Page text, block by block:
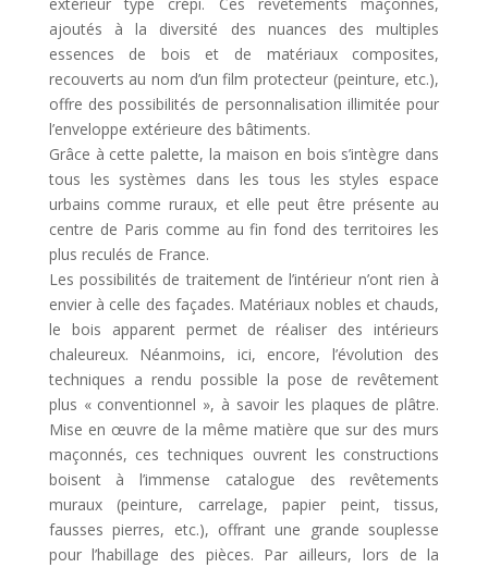
ajoutés à la diversité des nuances des multiples
essences de bois et de matériaux composites,
recouverts au nom d’un film protecteur (peinture, etc.),
offre des possibilités de personnalisation illimitée pour
l’enveloppe extérieure des bâtiments.
Grâce à cette palette, la maison en bois s’intègre dans
tous les systèmes dans les tous les styles espace
urbains comme ruraux, et elle peut être présente au
centre de Paris comme au fin fond des territoires les
plus reculés de France.
Les possibilités de traitement de l’intérieur n’ont rien à
envier à celle des façades. Matériaux nobles et chauds,
le bois apparent permet de réaliser des intérieurs
chaleureux. Néanmoins, ici, encore, l’évolution des
techniques a rendu possible la pose de revêtement
plus « conventionnel », à savoir les plaques de plâtre.
Mise en œuvre de la même matière que sur des murs
maçonnés, ces techniques ouvrent les constructions
boisent à l’immense catalogue des revêtements
muraux (peinture, carrelage, papier peint, tissus,
fausses pierres, etc.), offrant une grande souplesse
pour l’habillage des pièces. Par ailleurs, lors de la